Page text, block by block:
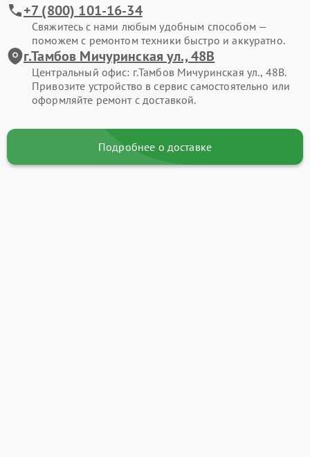
+7 (800) 101-16-34
Свяжитесь с нами любым удобным способом —
поможем с ремонтом техники быстро и аккуратно.
г.Тамбов Мичуринская ул., 48В
Центральный офис: г.Тамбов Мичуринская ул., 48В.
Привозите устройство в сервис самостоятельно или
оформляйте ремонт с доставкой.
Подробнее о доставке